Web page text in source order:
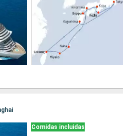
Comidas incluidas